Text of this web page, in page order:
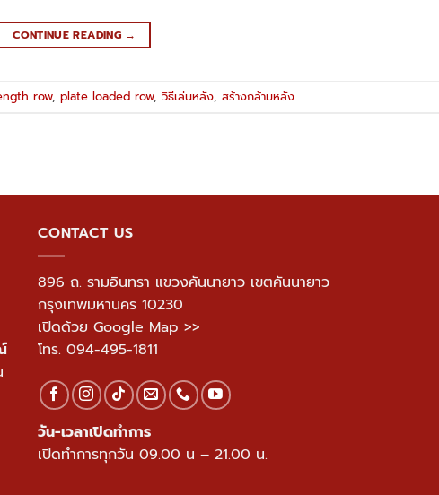
CONTINUE READING →
row, plate loaded row, วิธีเล่นหลัง, สร้างกล้ามหลัง
CONTACT US
896 ถ. รามอินทรา แขวงคันนายาว เขตคันนายาว
กรุงเทพมหานคร 10230
เปิดด้วย Google Map >>
โทร. 094-495-1811
วัน-เวลาเปิดทำการ
เปิดทำการทุกวัน 09.00 น – 21.00 น.